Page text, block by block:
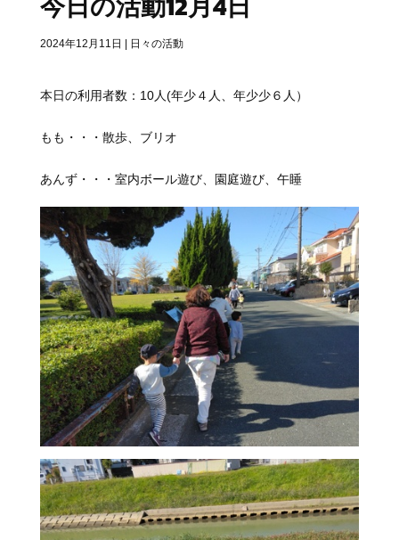
2024年12月11日 日々の活動
本日の利用者数：10人(年少４人、年少少６人）
もも・・・散歩、ブリオ
あんず・・・室内ボール遊び、園庭遊び、午睡